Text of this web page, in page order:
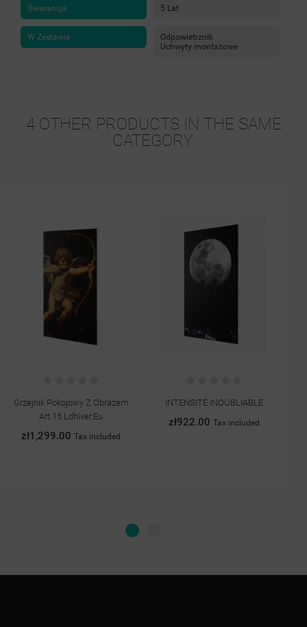
Gwarancja 5 Lat
W Zestawie
Odpowietrznik
Uchwyty montażowe
4 OTHER PRODUCTS IN THE SAME
CATEGORY:
Grzejnik Pokojowy Z Obrazem
Art.15 Ldhiver.eu
zł1,299.00Tax included
INTENSITÉ INOUBLIABLE
zł922.00 Tax included